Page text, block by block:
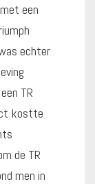
een
echter
TR
kostte
de TR
men in